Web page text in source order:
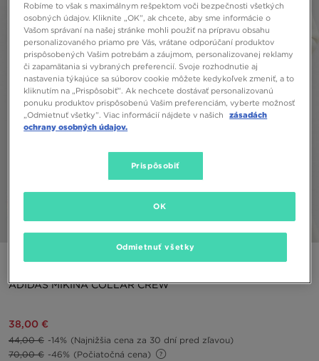
ONLY AT JD
ADIDAS MIKINA COLLAR CREW
38,00 €
44,00 € -14%
(Najnižšia cena za 30 dní pred zľavou)
70,00 € -46% (Počiatočná cena)
Robíme to však s maximálnym rešpektom voči bezpečnosti všetkých
osobných údajov. Kliknite „OK”, ak chcete, aby sme informácie o
Vašom správaní na našej stránke mohli použiť na prípravu obsahu
personalizovaného priamo pre Vás, vrátane odporúčaní produktov
prispôsobených Vašim potrebám a záujmom, personalizovanej reklamy
či zapamätania si vybraných preferencií. Svoje rozhodnutie aj
nastavenia týkajúce sa súborov cookie môžete kedykoľvek zmeniť, a to
kliknutím na „Prispôsobiť”. Ak nechcete dostávať personalizovanú
ponuku produktov prispôsobenú Vašim preferenciám, vyberte možnosť
„Odmietnuť všetky”. Viac informácií nájdete v našich
zásadách
ochrany osobných údajov.
Prispôsobiť
Odmietnuť všetky
OK